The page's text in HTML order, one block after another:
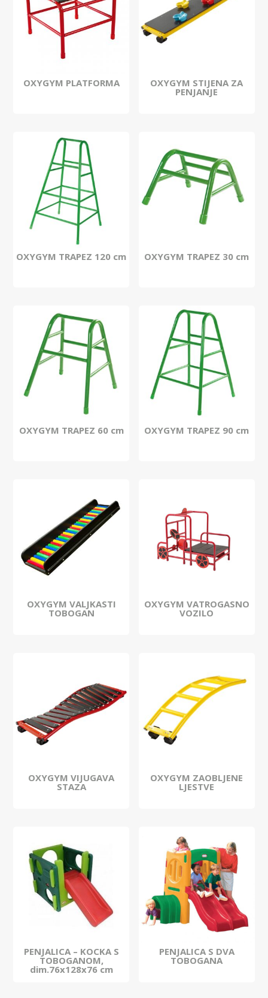
OXYGYM PLATFORMA OXYGYM STIJENA ZA
PENJANJE
OXYGYM TRAPEZ 120 cm OXYGYM TRAPEZ 30 cm
OXYGYM TRAPEZ 60 cm OXYGYM TRAPEZ 90 cm
OXYGYM VALJKASTI
TOBOGAN
OXYGYM VATROGASNO
VOZILO
OXYGYM VIJUGAVA
STAZA
OXYGYM ZAOBLJENE
LJESTVE
PENJALICA – KOCKA S
TOBOGANOM,
dim.76x128x76 cm
PENJALICA S DVA
TOBOGANA